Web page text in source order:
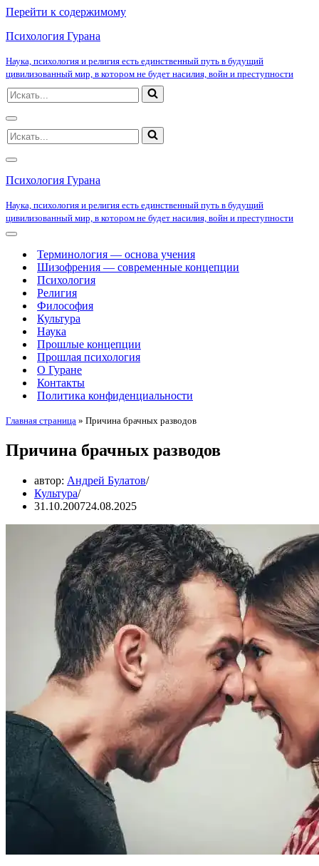
Перейти к содержимому
Психология Гурана
Наука, психология и религия есть единственный путь в будущий
цивилизованный мир, в котором не будет насилия, войн и преступности
Искать...
Меню
навигации
Искать...
Меню
навигации
Психология Гурана
Наука, психология и религия есть единственный путь в будущий
цивилизованный мир, в котором не будет насилия, войн и преступности
Меню
навигацииТерминология — основа учения
Шизофрения — современные концепции
Психология
Религия
Философия
Культура
Наука
Прошлые концепции
Прошлая психология
О Гуране
Контакты
Политика конфиденциальности
Главная страница » Причина брачных разводов
Причина брачных разводов
автор: Андрей Булатов
Культура
31.10.200724.08.2025